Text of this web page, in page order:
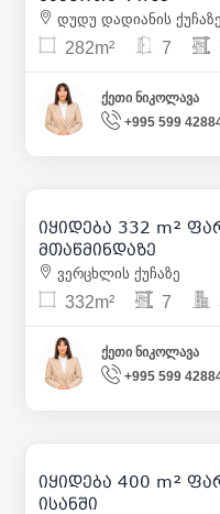
დუდუ დადიანის ქუჩაზე
282m² 7
ქეთი ნიკოლავა
+995 599
1
იყიდება 332 m²
მთაწმინდაზე
ვერცხლის ქუჩაზე
332m² 7
ქეთი ნიკოლავა
+995 599
11
იყიდება 400 m²
ისანში